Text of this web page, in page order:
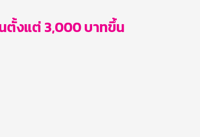
ตั้งแต่ 3,000 บาทขึ้น